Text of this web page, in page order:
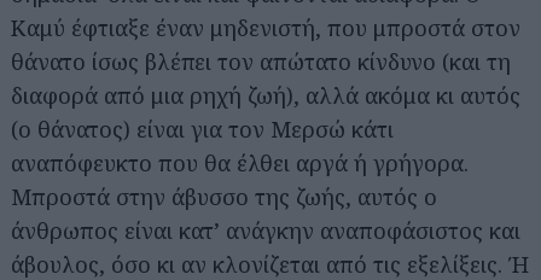
Καμύ έφτιαξε έναν μηδενιστή, που μπροστά στον
θάνατο ίσως βλέπει τον απώτατο κίνδυνο (και τη
διαφορά από μια ρηχή ζωή), αλλά ακόμα κι αυτός
(ο θάνατος) είναι για τον Μερσώ κάτι
αναπόφευκτο που θα έλθει αργά ή γρήγορα.
Μπροστά στην άβυσσο της ζωής, αυτός ο
άνθρωπος είναι κατ’ ανάγκην αναποφάσιστος και
άβουλος, όσο κι αν κλονίζεται από τις εξελίξεις. Ή